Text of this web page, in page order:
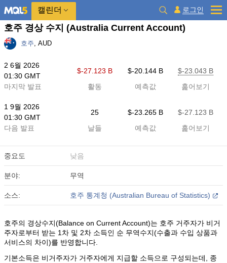
캘린더 로그인
호주 경상 수지 (Australia Current Account)
호주, AUD
2 6월 2026
01:30 GMT
$​-27.123 B $​-20.144 B
$​-23.043 B
마지막 발표
활동 예측값 훑어보기
1 9월 2026
01:30 GMT
25 $​-23.265 B
$​-27.123 B
다음 발표
날들 예측값 훑어보기
중요도 낮음
분야: 무역
소스: 호주 통계청 (Australian Bureau of Statistics)
호주의 경상수지(Balance on Current Account)는 호주 거주자가 비거
주자로부터 받는 1차 및 2차 소득인 순 무역수지(수출과 수입 상품과
서비스의 차이)를 반영합니다.
기본소득은 비거주자가 거주자에게 지급할 소득으로 구성되는데, 종